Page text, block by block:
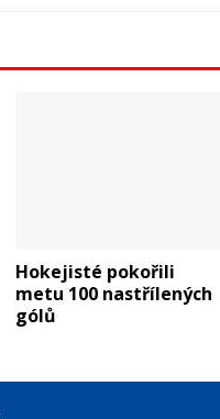
Hokejisté pokořili
metu 100 nastřílených
gólů